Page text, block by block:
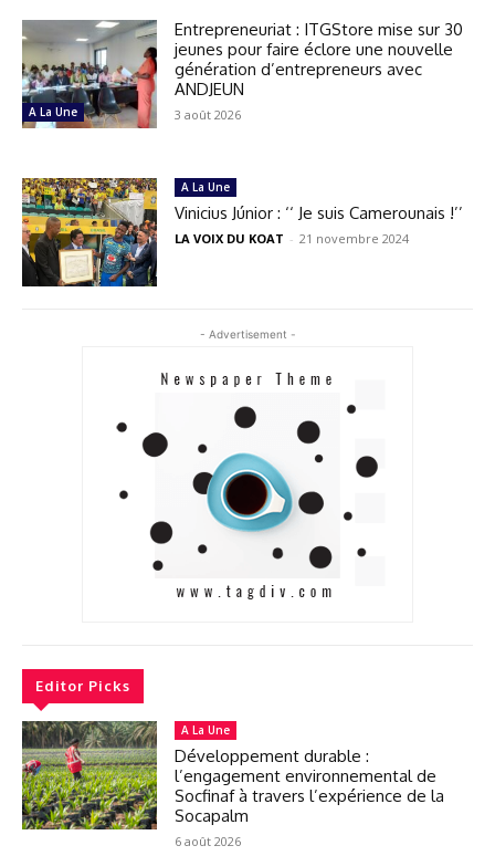
A La Une
Entrepreneuriat : ITGStore mise sur 30
jeunes pour faire éclore une nouvelle
génération d’entrepreneurs avec
ANDJEUN
3 août 2026
A La Une
Vinicius Júnior : ‘‘ Je suis Camerounais !’’
LA VOIX DU KOAT - 21 novembre 2024
- Advertisement -
Editor Picks
A La Une
Développement durable :
l’engagement environnemental de
Socfinaf à travers l’expérience de la
Socapalm
6 août 2026